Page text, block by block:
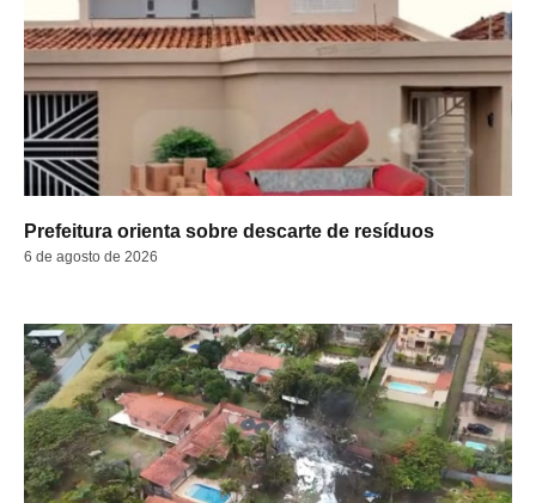
Prefeitura orienta sobre descarte de resíduos
6 de agosto de 2026